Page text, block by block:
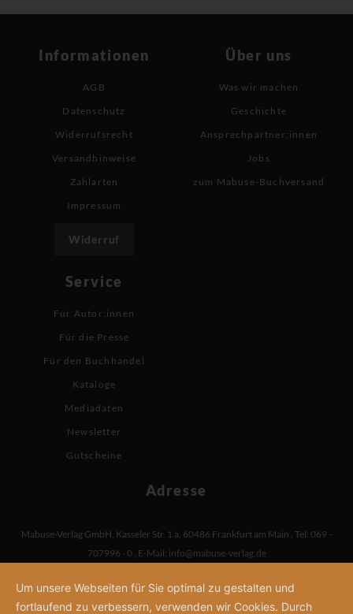
Informationen
AGB
Datenschutz
Widerrufsrecht
Versandhinweise
Zahlarten
Impressum
Widerruf
Über uns
Was wir machen
Geschichte
Ansprechpartner:innen
Jobs
zum Mabuse-Buchversand
Service
Für Autor:innen
Für die Presse
Für den Buchhandel
Kataloge
Mediadaten
Newsletter
Gutscheine
Adresse
Mabuse-Verlag GmbH, Kasseler Str. 1 a, 60486 Frankfurt am Main , Tel: 069 -
707996 - 0 , E-Mail: info@mabuse-verlag.de
Um unsere Webseiten für Sie optimal zu gestalten und
fortlaufend zu verbessern, verwenden wir Cookies. Durch